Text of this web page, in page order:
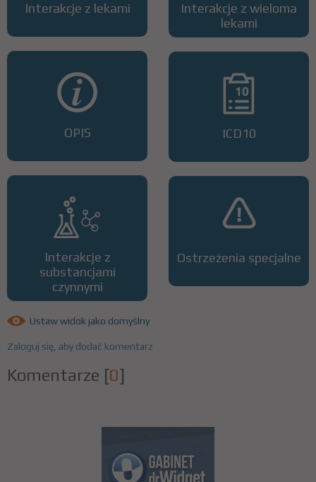
Interakcje z lekami
OPIS
Interakcje z
substancjami
czynnymi
Interakcje z wieloma
lekami
ICD10
Ostrzeżenia specjalne
Ustaw widok jako domyślny
Zaloguj się, aby dodać komentarz
Komentarze [0]